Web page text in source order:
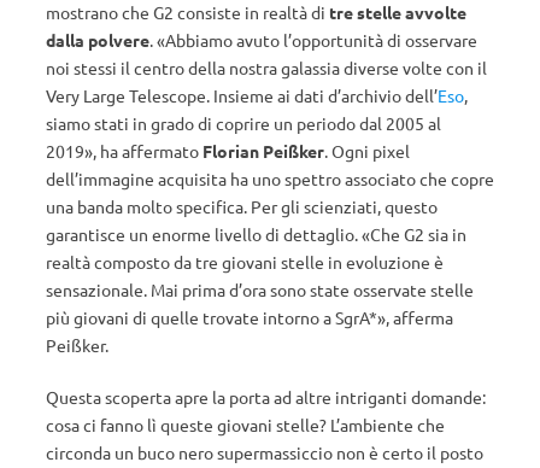
mostrano che G2 consiste in realtà di tre stelle avvolte
dalla polvere. «Abbiamo avuto l’opportunità di osservare
noi stessi il centro della nostra galassia diverse volte con il
Very Large Telescope. Insieme ai dati d’archivio dell’Eso,
siamo stati in grado di coprire un periodo dal 2005 al
2019», ha affermato Florian Peißker. Ogni pixel
dell’immagine acquisita ha uno spettro associato che copre
una banda molto specifica. Per gli scienziati, questo
garantisce un enorme livello di dettaglio. «Che G2 sia in
realtà composto da tre giovani stelle in evoluzione è
sensazionale. Mai prima d’ora sono state osservate stelle
più giovani di quelle trovate intorno a SgrA*», afferma
Peißker.
Questa scoperta apre la porta ad altre intriganti domande:
cosa ci fanno lì queste giovani stelle? L’ambiente che
circonda un buco nero supermassiccio non è certo il posto